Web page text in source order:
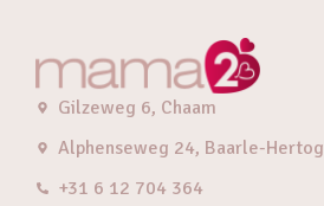
Gilzeweg 6, Chaam
Alphenseweg 24, Baarle-Hertog
+31 6 12 704 364